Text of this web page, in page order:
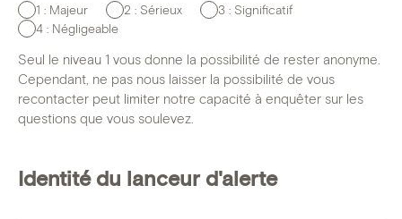
Estimation
du
niveau
de
gravité
*
1 : Majeur 2 : Sérieux
3 : Significatif
4 : Négligeable
Seul le niveau 1 vous donne la possibilité de rester anonyme.
Cependant, ne pas nous laisser la possibilité de vous
recontacter peut limiter notre capacité à enquêter sur les
questions que vous soulevez.
Identité du lanceur d'alerte